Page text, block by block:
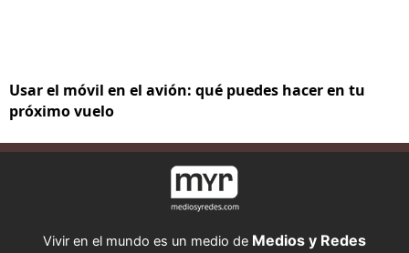
Usar el móvil en el avión: qué puedes hacer en tu
próximo vuelo
Vivir en el mundo es un medio de Medios y Redes